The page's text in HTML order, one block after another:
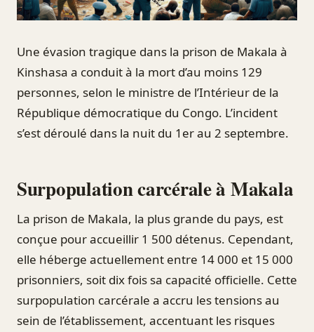
Une évasion tragique dans la prison de Makala à
Kinshasa a conduit à la mort d’au moins 129
personnes, selon le ministre de l’Intérieur de la
République démocratique du Congo. L’incident
s’est déroulé dans la nuit du 1er au 2 septembre.
Surpopulation carcérale à Makala
La prison de Makala, la plus grande du pays, est
conçue pour accueillir 1 500 détenus. Cependant,
elle héberge actuellement entre 14 000 et 15 000
prisonniers, soit dix fois sa capacité officielle. Cette
surpopulation carcérale a accru les tensions au
sein de l’établissement, accentuant les risques